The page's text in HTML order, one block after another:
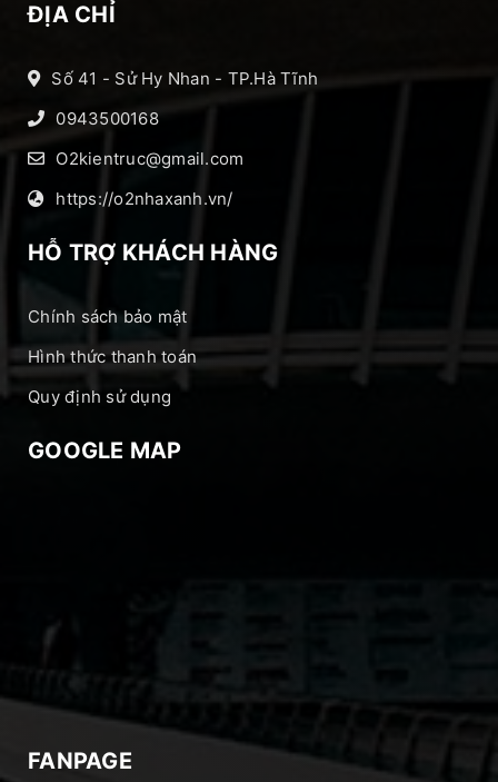
ĐỊA CHỈ
Số 41 - Sử Hy Nhan - TP.Hà Tĩnh
0943500168
O2kientruc@gmail.com
https://o2nhaxanh.vn/
HỖ TRỢ KHÁCH HÀNG
Chính sách bảo mật
Hình thức thanh toán
Quy định sử dụng
GOOGLE MAP
FANPAGE